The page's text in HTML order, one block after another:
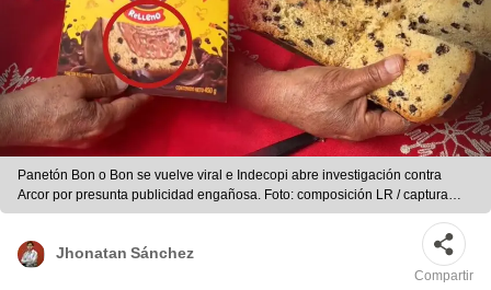
Panetón Bon o Bon se vuelve viral e Indecopi abre investigación contra
Arcor por presunta publicidad engañosa. Foto: composición LR / captura
TikTok jaimedelgadooficial
Jhonatan Sánchez
Compartir